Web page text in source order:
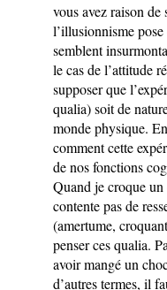
vous avez raison
l’illusionnisme
semblent
le cas de l’attitude
supposer que
qualia) soit de
monde physique.
comment cette
de nos fonctions
Quand je croque
contente pas de
(amertume,
penser ces qualia.
avoir mangé un
d’autres termes, il